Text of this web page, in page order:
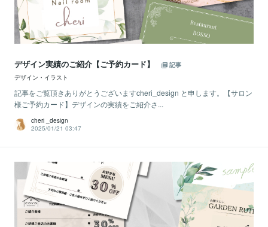
デザイン実績のご紹介【ご予約カード】
記事
デザイン・イラスト
記事をご覧頂きありがとうございますcheri_design と申します。【サロン
様ご予約カード】デザインの実績をご紹介さ...
cheri _design
2025/01/21 03:47